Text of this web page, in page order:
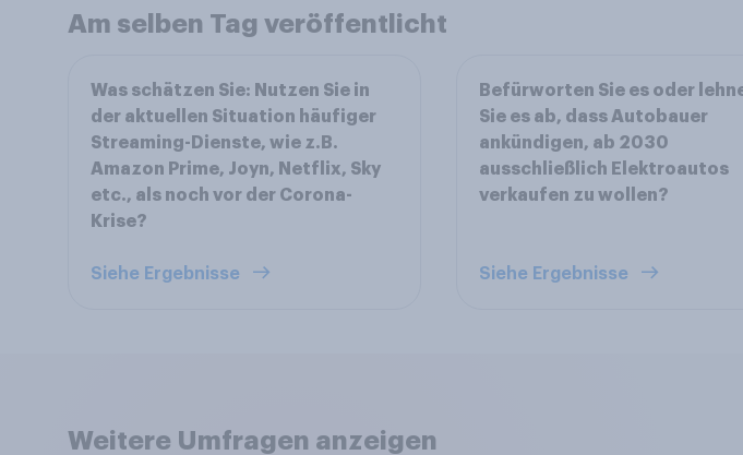
Am selben Tag veröffentlicht
Was schätzen Sie: Nutzen Sie in
der aktuellen Situation häufiger
Streaming-Dienste, wie z.B.
Amazon Prime, Joyn, Netflix, Sky
etc., als noch vor der Corona-
Krise?
Siehe Ergebnisse
Befürworten Sie es oder
Sie es ab, dass Autobauer
ankündigen, ab 2030
ausschließlich Elektroautos
verkaufen zu wollen?
Siehe Ergebnisse
Weitere Umfragen anzeigen